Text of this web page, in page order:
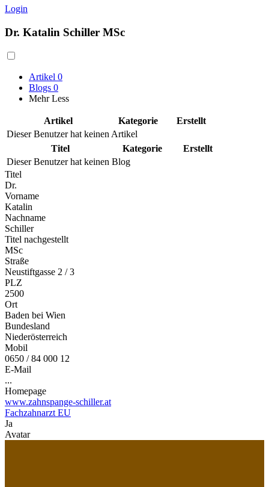
Login
Dr. Katalin Schiller MSc
Artikel 0
Blogs 0
Mehr Less
Artikel Kategorie
Erstellt
Dieser Benutzer hat keinen Artikel
Titel
Kategorie
Erstellt
Dieser Benutzer hat keinen Blog
Titel
Dr.
Vorname
Katalin
Nachname
Schiller
Titel nachgestellt
MSc
Straße
Neustiftgasse 2 / 3
PLZ
2500
Ort
Baden bei Wien
Bundesland
Niederösterreich
Mobil
0650 / 84 000 12
E-Mail
...
Homepage
www.zahnspange-schiller.at
Fachzahnarzt EU
Ja
Avatar